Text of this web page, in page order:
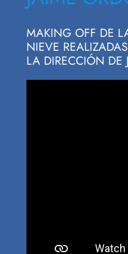
MAKING OFF DE
NIEVE
LA DIRECCIÓN DE